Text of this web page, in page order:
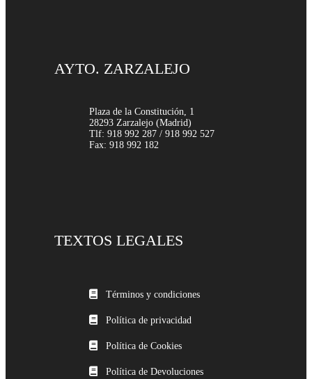
AYTO. ZARZALEJO
Plaza de la Constitución, 1
28293 Zarzalejo (Madrid)
Tlf: 918 992 287 / 918 992 527
Fax: 918 992 182
TEXTOS LEGALES
Términos y condiciones
Política de privacidad
Política de Cookies
Política de Devoluciones